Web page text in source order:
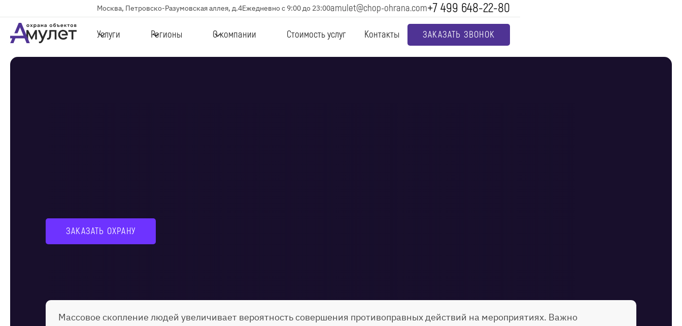
Москва, Петровско-Разумовская аллея, д.4Ежедневно с 9:00 до 23:00amulet@chop-ohrana.com+7 499 648-22-80
Услуги Регионы О компании Стоимость услуг Контакты ЗАКАЗАТЬ ЗВОНОК
ЗАКАЗАТЬ ОХРАНУ
Массовое скопление людей увеличивает вероятность совершения противоправных действий на мероприятиях. Важно